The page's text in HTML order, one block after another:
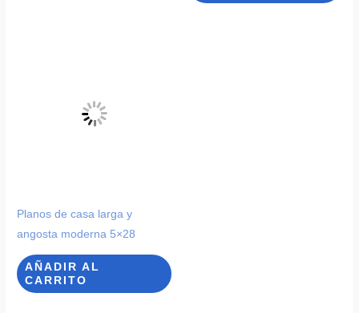
Planos de casa larga y
angosta moderna 5×28
AÑADIR AL
CARRITO